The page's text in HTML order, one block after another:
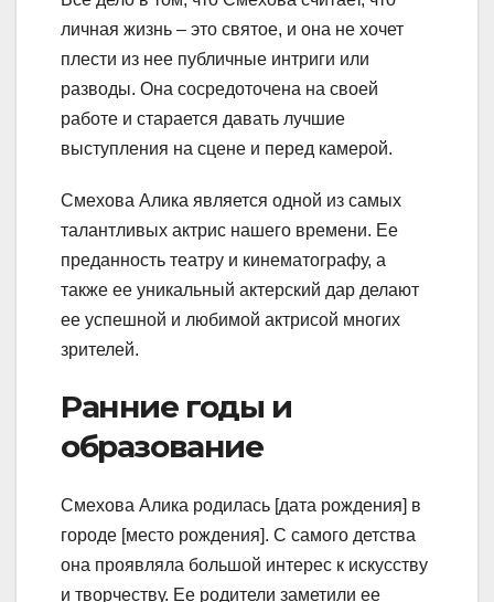
личная жизнь – это святое, и она не хочет
плести из нее публичные интриги или
разводы. Она сосредоточена на своей
работе и старается давать лучшие
выступления на сцене и перед камерой.
Смехова Алика является одной из самых
талантливых актрис нашего времени. Ее
преданность театру и кинематографу, а
также ее уникальный актерский дар делают
ее успешной и любимой актрисой многих
зрителей.
Ранние годы и
образование
Смехова Алика родилась [дата рождения] в
городе [место рождения]. С самого детства
она проявляла большой интерес к искусству
и творчеству. Ее родители заметили ее